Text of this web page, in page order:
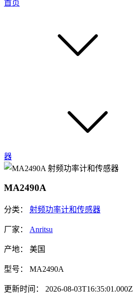
首页
器
MA2490A
分类： 射频功率计和传感器
厂家： Anritsu
产地： 美国
型号： MA2490A
更新时间： 2026-08-03T16:35:01.000Z